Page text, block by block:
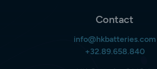
Contact
info@hkbatteries.com
+32.89.658.840